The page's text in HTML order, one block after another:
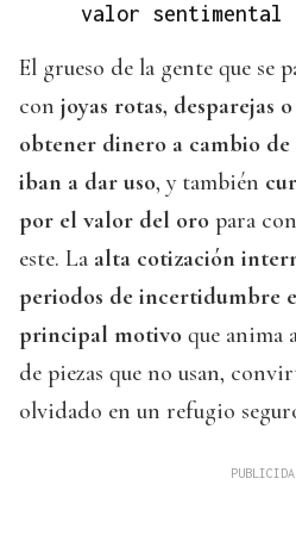
valor sentimental
El grueso de la gente que se
con joyas rotas, desparejas
obtener dinero a cambio
iban a dar uso, y también
por el valor del oro para
este. La alta cotización
periodos de incertidumbre
principal motivo que anima
de piezas que no usan,
olvidado en un refugio